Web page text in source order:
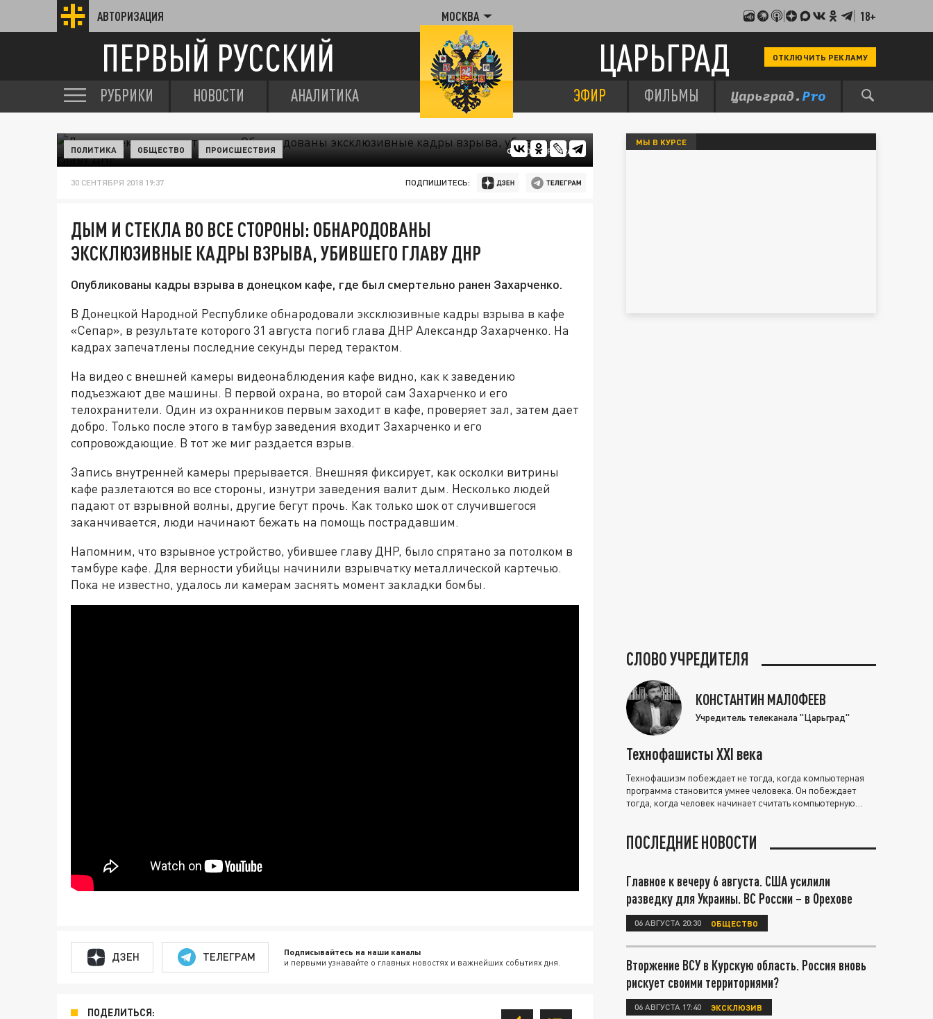
АВТОРИЗАЦИЯ МОСКВА 18+
ПЕРВЫЙ РУССКИЙ ЦАРЬГРАД ОТКЛЮЧИТЬ РЕКЛАМУ
РУБРИКИ НОВОСТИ АНАЛИТИКА ЭФИР ФИЛЬМЫ
ФОТО: ЦАРЬГРАД
ПОЛИТИКА ОБЩЕСТВО ПРОИСШЕСТВИЯ
30 СЕНТЯБРЯ 2018 19:37 ПОДПИШИТЕСЬ:
ДЫМ И СТЕКЛА ВО ВСЕ СТОРОНЫ: ОБНАРОДОВАНЫ
ЭКСКЛЮЗИВНЫЕ КАДРЫ ВЗРЫВА, УБИВШЕГО ГЛАВУ ДНР
Опубликованы кадры взрыва в донецком кафе, где был смертельно ранен Захарченко.
В Донецкой Народной Республике обнародовали эксклюзивные кадры взрыва в кафе
«Сепар», в результате которого 31 августа погиб глава ДНР Александр Захарченко. На
кадрах запечатлены последние секунды перед терактом.
На видео с внешней камеры видеонаблюдения кафе видно, как к заведению
подъезжают две машины. В первой охрана, во второй сам Захарченко и его
телохранители. Один из охранников первым заходит в кафе, проверяет зал, затем дает
добро. Только после этого в тамбур заведения входит Захарченко и его
сопровождающие. В тот же миг раздается взрыв.
Запись внутренней камеры прерывается. Внешняя фиксирует, как осколки витрины
кафе разлетаются во все стороны, изнутри заведения валит дым. Несколько людей
падают от взрывной волны, другие бегут прочь. Как только шок от случившегося
заканчивается, люди начинают бежать на помощь пострадавшим.
Напомним, что взрывное устройство, убившее главу ДНР, было спрятано за потолком в
тамбуре кафе. Для верности убийцы начинили взрывчатку металлической картечью.
Пока не известно, удалось ли камерам заснять момент закладки бомбы.
ДЗЕН ТЕЛЕГРАМ Подписывайтесь на наши каналы
и первыми узнавайте о главных новостях и важнейших событиях дня.
ПОДЕЛИТЬСЯ:
МЫ В КУРСЕ
СЛОВО УЧРЕДИТЕЛЯ
КОНСТАНТИН МАЛОФЕЕВ
Учредитель телеканала "Царьград"
Технофашисты XXI века
Технофашизм побеждает не тогда, когда компьютерная
программа становится умнее человека. Он побеждает
тогда, когда человек начинает считать компьютерную
ПОСЛЕДНИЕ НОВОСТИ
Главное к вечеру 6 августа. США усилили
разведку для Украины. ВС России – в Орехове
06 АВГУСТА 20:30 ОБЩЕСТВО
Вторжение ВСУ в Курскую область. Россия вновь
рискует своими территориями?
06 АВГУСТА 17:40 ЭКСКЛЮЗИВ